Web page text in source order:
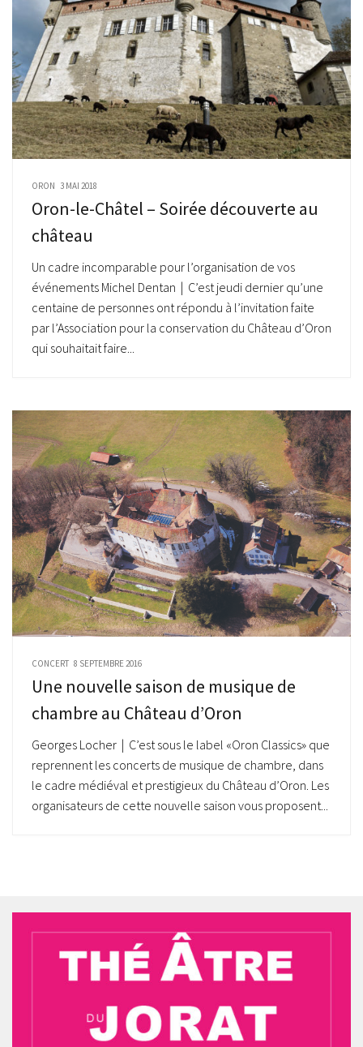
ORON 3 MAI 2018
Oron-le-Châtel – Soirée découverte au
château
Un cadre incomparable pour l’organisation de vos
événements Michel Dentan | C’est jeudi dernier qu’une
centaine de personnes ont répondu à l’invitation faite
par l’Association pour la conservation du Château d’Oron
qui souhaitait faire...
CONCERT 8 SEPTEMBRE 2016
Une nouvelle saison de musique de
chambre au Château d’Oron
Georges Locher | C’est sous le label «Oron Classics» que
reprennent les concerts de musique de chambre, dans
le cadre médiéval et prestigieux du Château d’Oron. Les
organisateurs de cette nouvelle saison vous proposent...